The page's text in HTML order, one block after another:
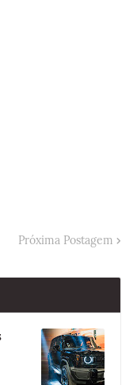
Próxima Postagem